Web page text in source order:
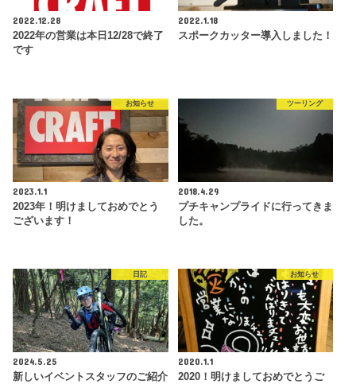
2022.12.28
2022年の営業は本日12/28で終了
です
2022.1.18
スポークカッター導入しました！
お知らせ
2023.1.1
2023年！明けましておめでとう
ございます！
ツーリング
2018.4.29
プチキャンプライドに行ってきま
した。
日記
2024.5.25
新しいイベントスタッフのご紹介
お知らせ
2020.1.1
2020！明けましておめでとうご